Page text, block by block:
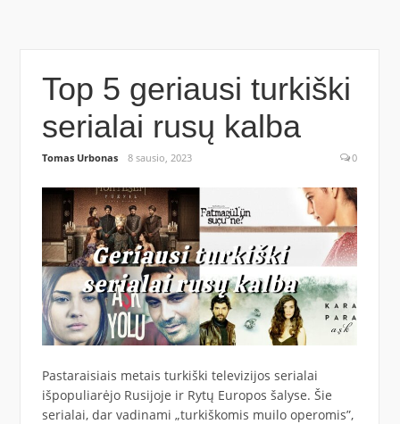
Top 5 geriausi turkiški
serialai rusų kalba
Tomas Urbonas 8 sausio, 2023 0
Pastaraisiais metais turkiški televizijos serialai
išpopuliarėjo Rusijoje ir Rytų Europos šalyse. Šie
serialai, dar vadinami „turkiškomis muilo operomis”,